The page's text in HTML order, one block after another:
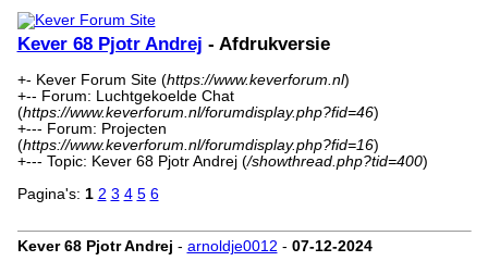
Kever 68 Pjotr Andrej - Afdrukversie
+- Kever Forum Site (https://www.keverforum.nl)
+-- Forum: Luchtgekoelde Chat
(https://www.keverforum.nl/forumdisplay.php?fid=46)
+--- Forum: Projecten
(https://www.keverforum.nl/forumdisplay.php?fid=16)
+--- Topic: Kever 68 Pjotr Andrej (/showthread.php?tid=400)
Pagina's: 1 2 3 4 5 6
Kever 68 Pjotr Andrej - arnoldje0012 - 07-12-2024